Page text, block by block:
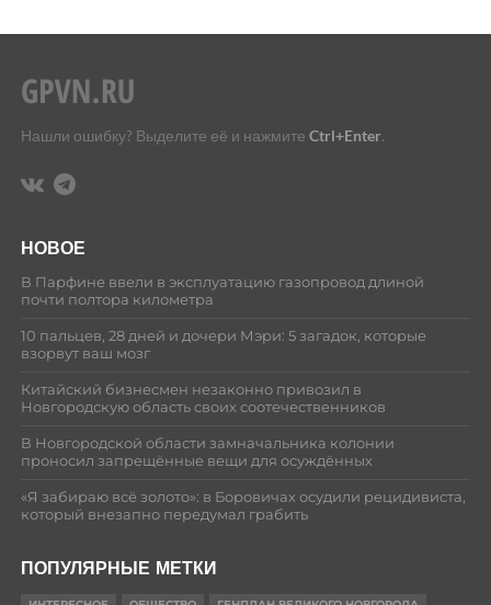
Нашли ошибку? Выделите её и нажмите Ctrl+Enter.
НОВОЕ
В Парфине ввели в эксплуатацию газопровод длиной
почти полтора километра
10 пальцев, 28 дней и дочери Мэри: 5 загадок, которые
взорвут ваш мозг
Китайский бизнесмен незаконно привозил в
Новгородскую область своих соотечественников
В Новгородской области замначальника колонии
проносил запрещённые вещи для осуждённых
«Я забираю всё золото»: в Боровичах осудили рецидивиста,
который внезапно передумал грабить
ПОПУЛЯРНЫЕ МЕТКИ